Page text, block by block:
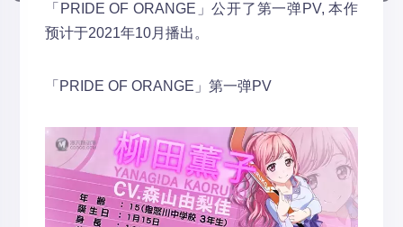
「PRIDE OF ORANGE」公开了第一弹PV, 本作
预计于2021年10月播出。
「PRIDE OF ORANGE」第一弹PV